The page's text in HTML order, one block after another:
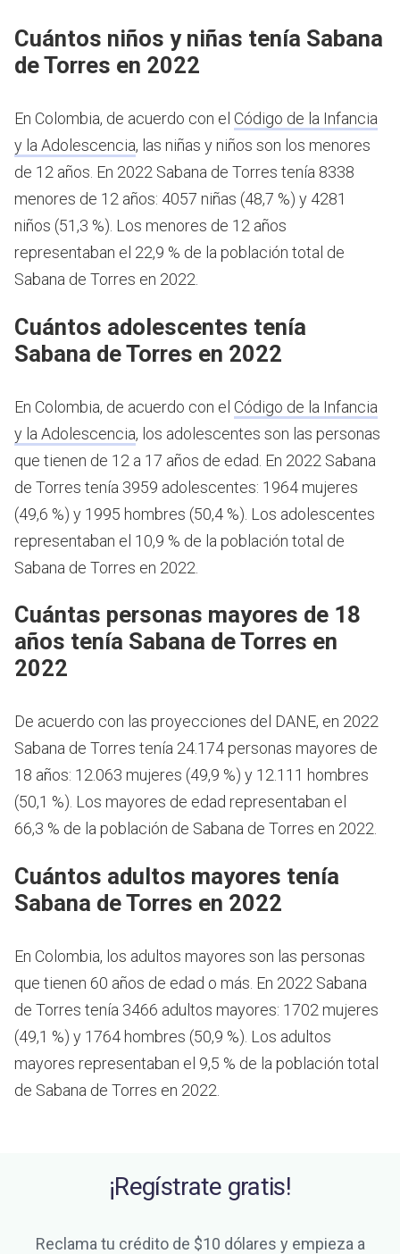
Cuántos niños y niñas tenía Sabana
de Torres en 2022
En Colombia, de acuerdo con el Código de la Infancia
y la Adolescencia, las niñas y niños son los menores
de 12 años. En 2022 Sabana de Torres tenía 8338
menores de 12 años: 4057 niñas (48,7 %) y 4281
niños (51,3 %). Los menores de 12 años
representaban el 22,9 % de la población total de
Sabana de Torres en 2022.
Cuántos adolescentes tenía
Sabana de Torres en 2022
En Colombia, de acuerdo con el Código de la Infancia
y la Adolescencia, los adolescentes son las personas
que tienen de 12 a 17 años de edad. En 2022 Sabana
de Torres tenía 3959 adolescentes: 1964 mujeres
(49,6 %) y 1995 hombres (50,4 %). Los adolescentes
representaban el 10,9 % de la población total de
Sabana de Torres en 2022.
Cuántas personas mayores de 18
años tenía Sabana de Torres en
2022
De acuerdo con las proyecciones del DANE, en 2022
Sabana de Torres tenía 24.174 personas mayores de
18 años: 12.063 mujeres (49,9 %) y 12.111 hombres
(50,1 %). Los mayores de edad representaban el
66,3 % de la población de Sabana de Torres en 2022.
Cuántos adultos mayores tenía
Sabana de Torres en 2022
En Colombia, los adultos mayores son las personas
que tienen 60 años de edad o más. En 2022 Sabana
de Torres tenía 3466 adultos mayores: 1702 mujeres
(49,1 %) y 1764 hombres (50,9 %). Los adultos
mayores representaban el 9,5 % de la población total
de Sabana de Torres en 2022.
¡Regístrate gratis!
Reclama tu crédito de $10 dólares y empieza a